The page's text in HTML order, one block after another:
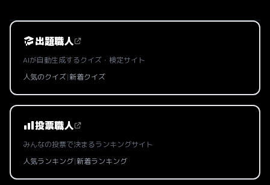
出題職人
AIが自動生成するクイズ・検定サイト
人気のクイズ|新着クイズ
投票職人
みんなの投票で決まるランキングサイト
人気ランキング|新着ランキング